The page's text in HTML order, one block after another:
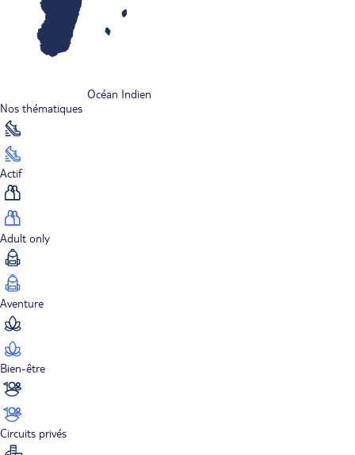
Océan Indien
Nos thématiques
Actif
Adult only
Aventure
Bien-être
Circuits privés